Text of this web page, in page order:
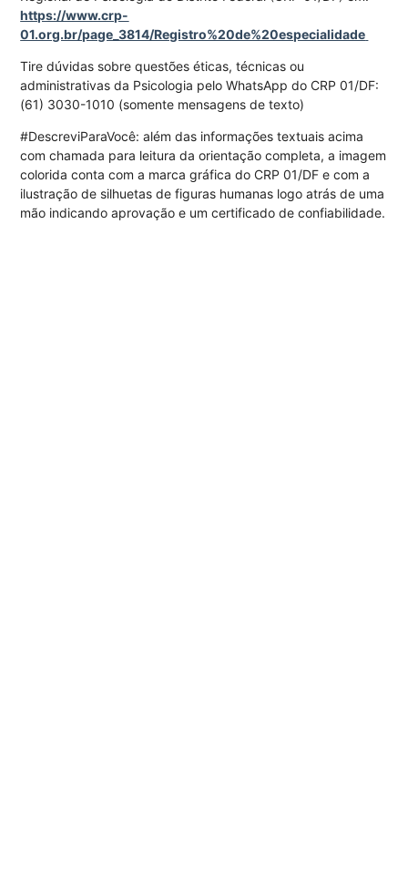
https://www.crp-
01.org.br/page_3814/Registro%20de%20especialidade
Tire dúvidas sobre questões éticas, técnicas ou
administrativas da Psicologia pelo WhatsApp do CRP 01/DF:
(61) 3030-1010 (somente mensagens de texto)
#DescreviParaVocê: além das informações textuais acima
com chamada para leitura da orientação completa, a imagem
colorida conta com a marca gráfica do CRP 01/DF e com a
ilustração de silhuetas de figuras humanas logo atrás de uma
mão indicando aprovação e um certificado de confiabilidade.